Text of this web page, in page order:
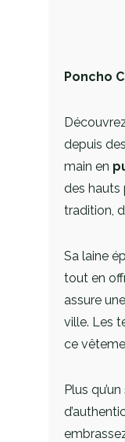
Poncho
depuis
main en
des hauts
tradition,
Sa laine
tout en
assure
ville. Les
ce
Plus